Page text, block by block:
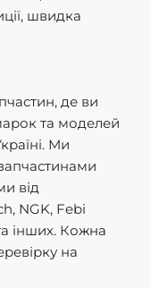
швидка
де ви
та моделей
Ми
від
NGK, Febi
інших. Кожна
на